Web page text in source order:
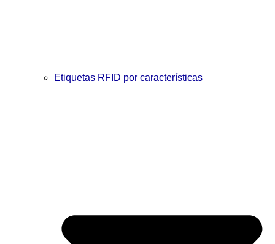
Etiquetas RFID por características